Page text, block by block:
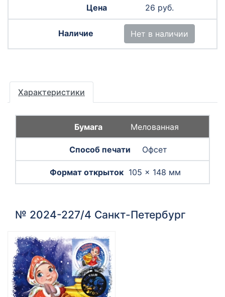
26 руб.
Нет в наличии
Характеристики
Мелованная
Офсет
105 × 148 мм
№ 2024-227/4 Санкт-Петербург